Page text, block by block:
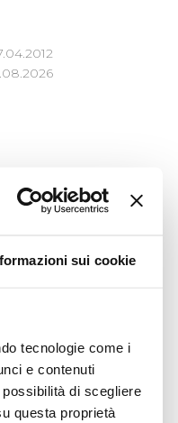
sui cookie
tecnologie come i
e contenuti
di scegliere
questa proprietà
Tale
e